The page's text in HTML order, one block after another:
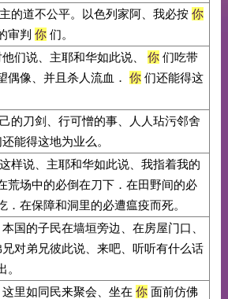
的道不公平。以色列家阿、我必按 你
审判 你们。
们说、主耶和华如此说、 你们吃带
偶像、并且杀人流血． 你们还能得这
的刀剑、行可憎的事、人人玷污邻舍
能得这地为业么。
样说、主耶和华如此说、我指着我的
荒场中的必倒在刀下．在田野间的必
．在保障和洞里的必遭瘟疫而死。
国的子民在墙垣旁边、在房屋门口、
对弟兄彼此说、来吧、听听有什么话
。
里如同民来聚会、坐在 你面前仿佛